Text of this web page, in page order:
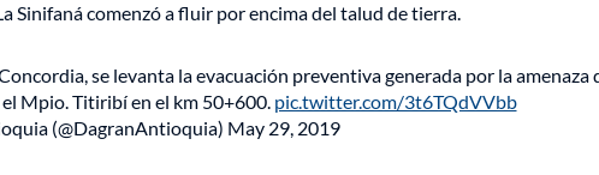
Sinifaná comenzó a fluir por encima del talud de tierra.
se levanta la evacuación preventiva generada por la amenaza
Mpio. Titiribí en el km 50+600. pic.twitter.com/3t6TQdVVbb
(@DagranAntioquia) May 29, 2019